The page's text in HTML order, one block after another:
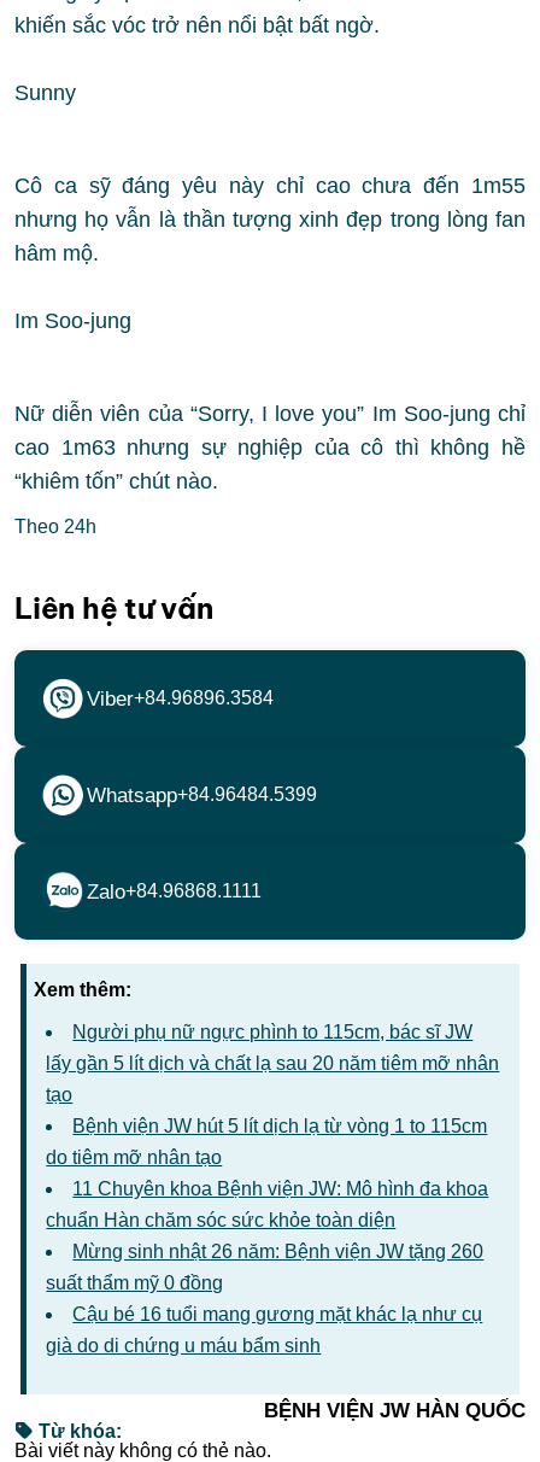
khiến sắc vóc trở nên nổi bật bất ngờ.
Sunny
Cô ca sỹ đáng yêu này chỉ cao chưa đến 1m55
nhưng họ vẫn là thần tượng xinh đẹp trong lòng fan
hâm mộ.
Im Soo-jung
Nữ diễn viên của “Sorry, I love you” Im Soo-jung chỉ
cao 1m63 nhưng sự nghiệp của cô thì không hề
“khiêm tốn” chút nào.
Theo 24h
Liên hệ tư vấn
Viber+84.96896.3584
Whatsapp+84.96484.5399
Zalo+84.96868.1111
Xem thêm:
Người phụ nữ ngực phình to 115cm, bác sĩ JW
lấy gần 5 lít dịch và chất lạ sau 20 năm tiêm mỡ nhân
tạo
Bệnh viện JW hút 5 lít dịch lạ từ vòng 1 to 115cm
do tiêm mỡ nhân tạo
11 Chuyên khoa Bệnh viện JW: Mô hình đa khoa
chuẩn Hàn chăm sóc sức khỏe toàn diện
Mừng sinh nhật 26 năm: Bệnh viện JW tặng 260
suất thẩm mỹ 0 đồng
Cậu bé 16 tuổi mang gương mặt khác lạ như cụ
già do di chứng u máu bẩm sinh
BỆNH VIỆN JW HÀN QUỐC
Từ khóa:
Bài viết này không có thẻ nào.